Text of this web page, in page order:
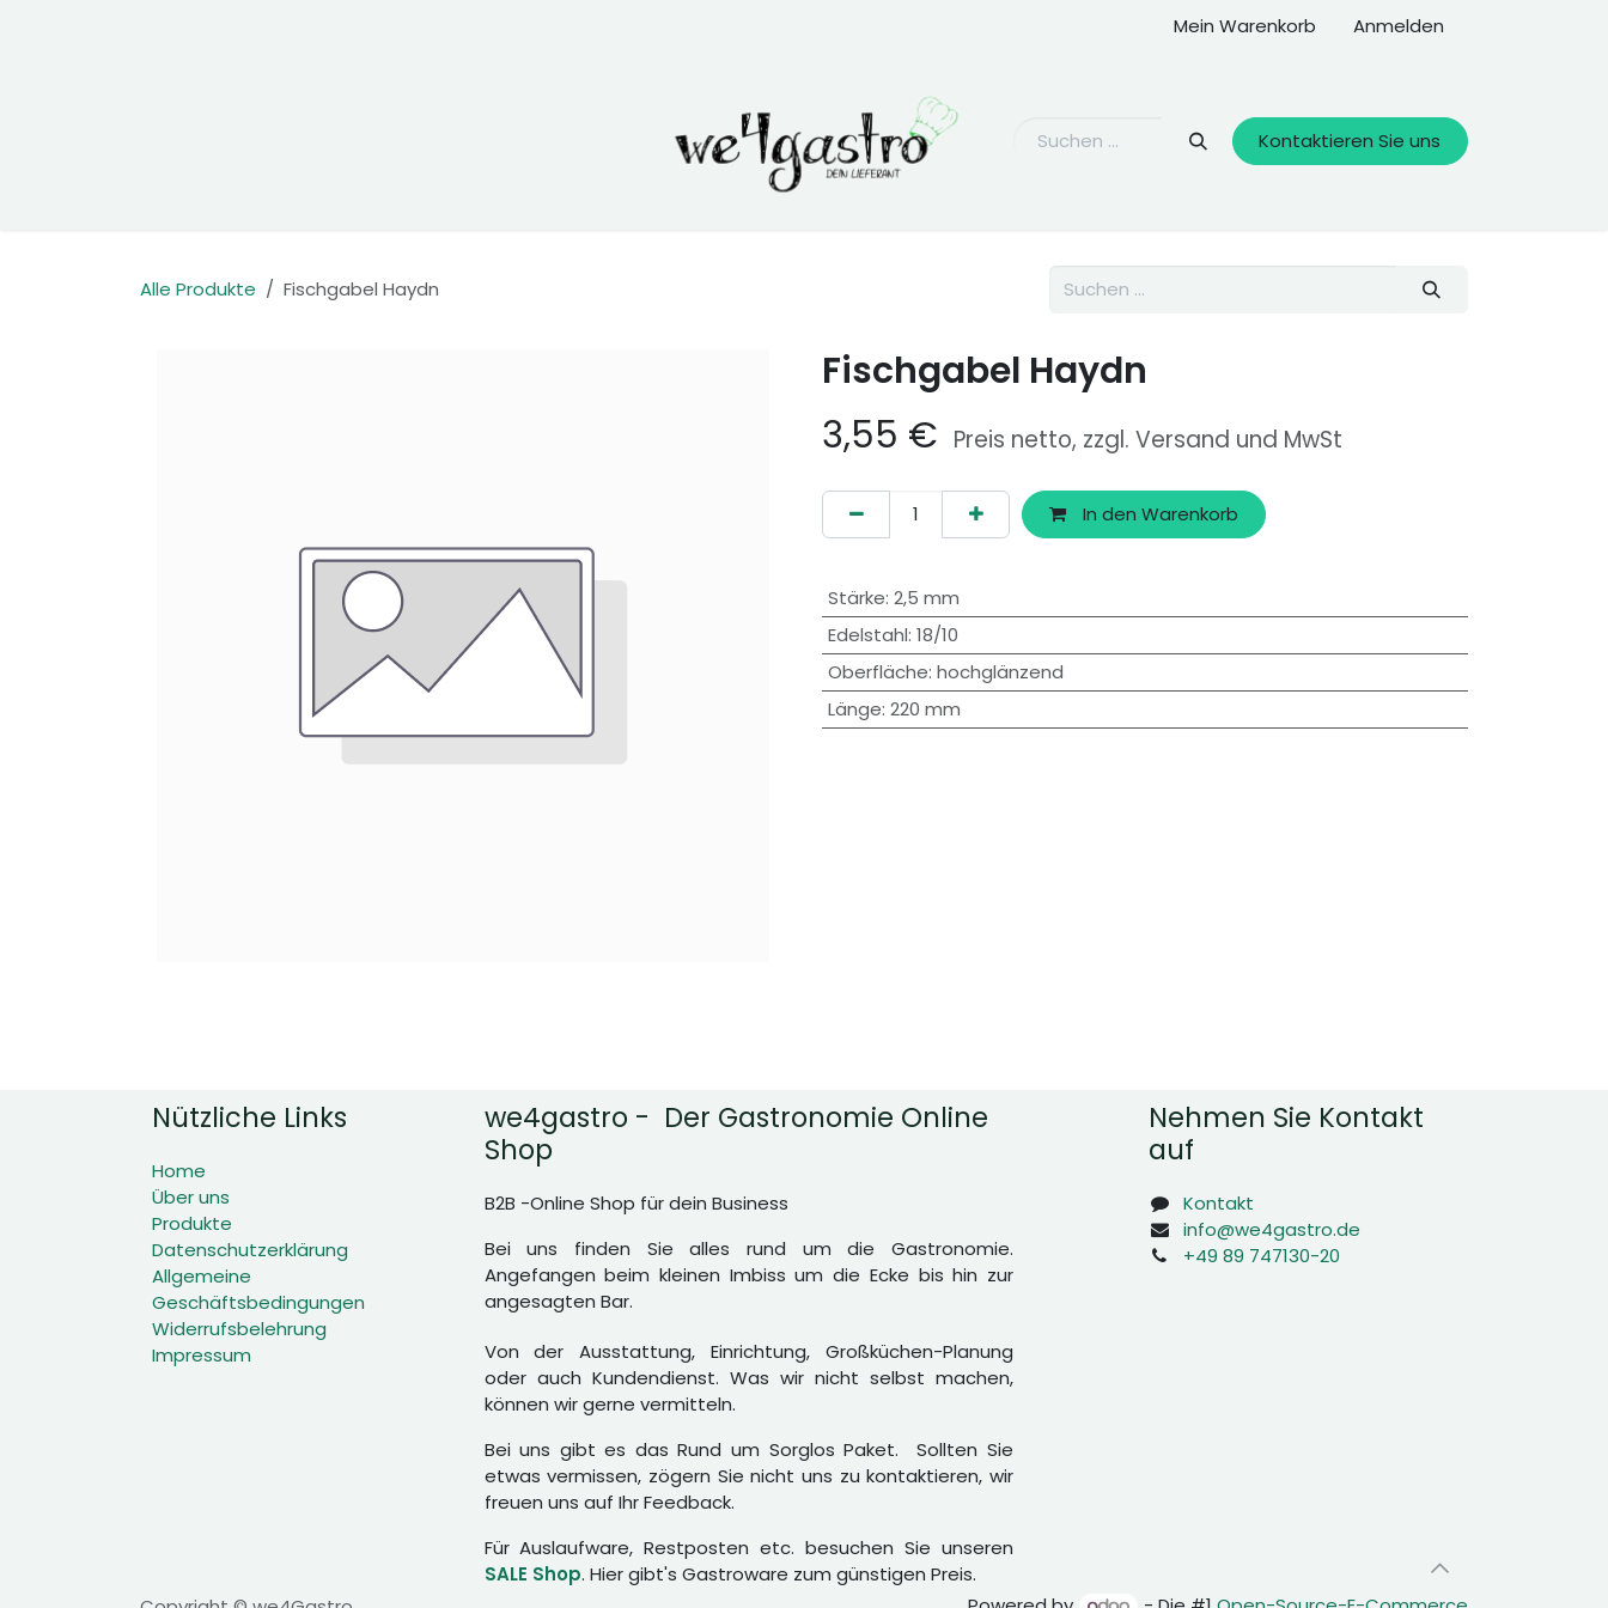
Mein Warenkorb Anmelden
Kontaktieren Sie uns
Alle Produkte Fischgabel Haydn
Fischgabel Haydn
3,55 € Preis netto, zzgl. Versand und MwSt
In den Warenkorb
Stärke: 2,5 mm
Edelstahl: 18/10
Oberfläche: hochglänzend
Länge: 220 mm
Nützliche Links
Home
Über uns
Produkte
Datenschutzerklärung
Allgemeine
Geschäftsbedingungen
Widerrufsbelehrung
Impressum
we4gastro - Der Gastronomie Online
Shop
B2B -Online Shop für dein Business
Bei uns finden Sie alles rund um die Gastronomie.
Angefangen beim kleinen Imbiss um die Ecke bis hin zur
angesagten Bar.
Von der Ausstattung, Einrichtung, Großküchen-Planung
oder auch Kundendienst. Was wir nicht selbst machen,
können wir gerne vermitteln.
Bei uns gibt es das Rund um Sorglos Paket. Sollten Sie
etwas vermissen, zögern Sie nicht uns zu kontaktieren, wir
freuen uns auf Ihr Feedback.
Für Auslaufware, Restposten etc. besuchen Sie unseren
SALE Shop. Hier gibt's Gastroware zum günstigen Preis.
Nehmen Sie Kontakt
auf
Kontakt
info@we4gastro.de
+49 89 747130-20